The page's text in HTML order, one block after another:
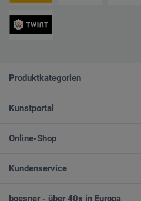
Produktkategorien
Kunstportal
Online-Shop
Kundenservice
boesner - über 40x in Europa